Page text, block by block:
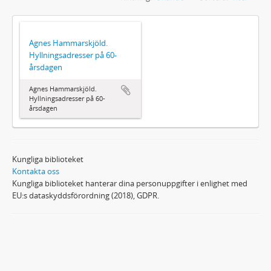
Agnes Hammarskjöld.
Hyllningsadresser på 60-
årsdagen
Agnes Hammarskjöld.
Hyllningsadresser på 60-
årsdagen
Kungliga biblioteket
Kontakta oss
Kungliga biblioteket hanterar dina personuppgifter i enlighet med
EU:s dataskyddsförordning (2018), GDPR.